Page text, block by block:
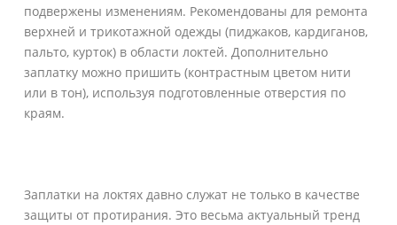
подвержены изменениям. Рекомендованы для ремонта
верхней и трикотажной одежды (пиджаков, кардиганов,
пальто, курток) в области локтей. Дополнительно
заплатку можно пришить (контрастным цветом нити
или в тон), используя подготовленные отверстия по
краям.
Заплатки на локтях давно служат не только в качестве
защиты от протирания. Это весьма актуальный тренд